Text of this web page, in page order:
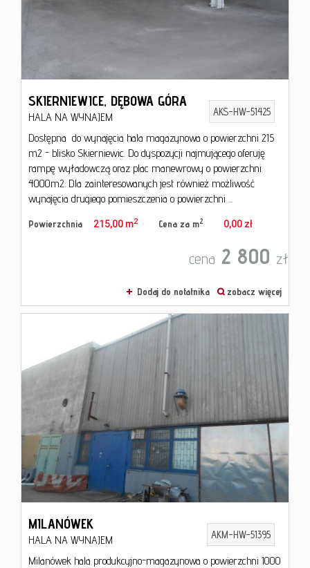
SKIERNIEWICE, DĘBOWA GÓRA
HALA NA WYNAJEM AKS-HW-51425
Dostępna do wynajęcia hala magazynowa o powierzchni 215
m2 - blisko Skierniewic. Do dyspozycji najmującego oferuję
rampę wyładowczą oraz plac manewrowy o powierzchni
4000m2. Dla zainteresowanych jest również możliwość
wynajęcia drugiego pomieszczenia o powierzchni ...
Powierzchnia 215,00 m2 Cena za m2 0,00 zł
cena 2 800 zł
Dodaj do notatnika zobacz więcej
MILANÓWEK
HALA NA WYNAJEM AKM-HW-51395
Milanówek hala produkcyjno-magazynowa o powierzchni 1000